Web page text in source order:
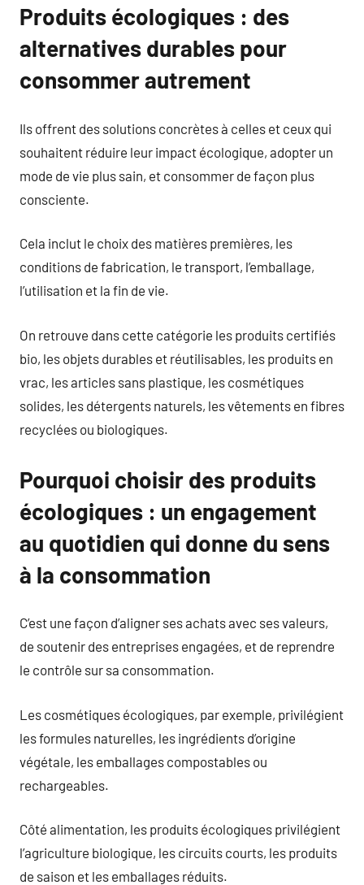
Produits écologiques : des
alternatives durables pour
consommer autrement
Ils offrent des solutions concrètes à celles et ceux qui
souhaitent réduire leur impact écologique, adopter un
mode de vie plus sain, et consommer de façon plus
consciente.
Cela inclut le choix des matières premières, les
conditions de fabrication, le transport, l’emballage,
l’utilisation et la fin de vie.
On retrouve dans cette catégorie les produits certifiés
bio, les objets durables et réutilisables, les produits en
vrac, les articles sans plastique, les cosmétiques
solides, les détergents naturels, les vêtements en fibres
recyclées ou biologiques.
Pourquoi choisir des produits
écologiques : un engagement
au quotidien qui donne du sens
à la consommation
C’est une façon d’aligner ses achats avec ses valeurs,
de soutenir des entreprises engagées, et de reprendre
le contrôle sur sa consommation.
Les cosmétiques écologiques, par exemple, privilégient
les formules naturelles, les ingrédients d’origine
végétale, les emballages compostables ou
rechargeables.
Côté alimentation, les produits écologiques privilégient
l’agriculture biologique, les circuits courts, les produits
de saison et les emballages réduits.